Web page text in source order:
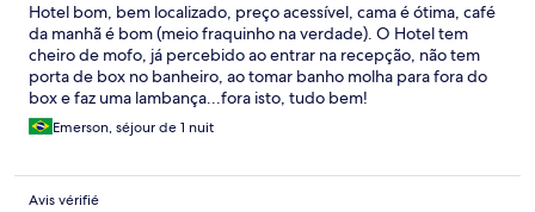
Hotel bom, bem localizado, preço acessível, cama é ótima, café
da manhã é bom (meio fraquinho na verdade). O Hotel tem
cheiro de mofo, já percebido ao entrar na recepção, não tem
porta de box no banheiro, ao tomar banho molha para fora do
box e faz uma lambança...fora isto, tudo bem!
Emerson, séjour de 1 nuit
Avis vérifié